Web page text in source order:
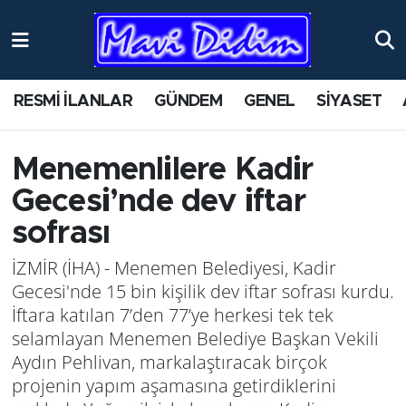
RESMİ İLANLAR GÜNDEM GENEL SİYASET
Menemenlilere Kadir
Gecesi’nde dev iftar
sofrası
İZMİR (İHA) - Menemen Belediyesi, Kadir
Gecesi'nde 15 bin kişilik dev iftar sofrası kurdu.
İftara katılan 7’den 77’ye herkesi tek tek
selamlayan Menemen Belediye Başkan Vekili
Aydın Pehlivan, markalaştıracak birçok
projenin yapım aşamasına getirdiklerini
ANTİK YERLER
AYDIN
BİLİM VE TEKNOLOJİ
ÇEVRE
EĞİTİM
EKONOMİ
GENEL
Nöbetçi Eczaneler
Namaz Vakitleri
Trafik Durumu
Süper Lig Puan Durumu ve Fikstür
Tüm Manşetler
Son Dakika Haberleri
Haber Arşivi